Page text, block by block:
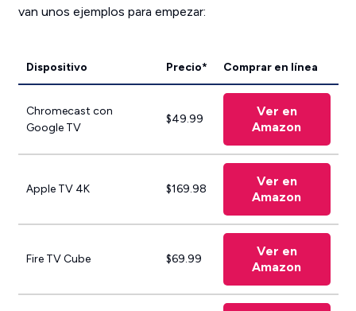
van unos ejemplos para empezar:
Dispositivo Precio* Comprar en línea
Chromecast con
Google TV
$49.99
Ver en
Amazon
Apple TV 4K $169.98
Ver en
Amazon
Fire TV Cube $69.99
Ver en
Amazon